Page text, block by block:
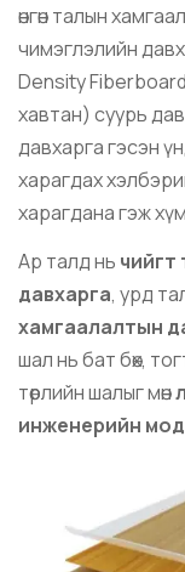
өнгөн талын
чимэглэлийн
Density
хавтан) суурь
давхарга гэсэн
харагдах
харагдана гэж
Ар талд нь чийгт
давхарга, урд
хамгаалалтын
шал нь бат бөх,
төрлийн шалыг мөн
инженерийн